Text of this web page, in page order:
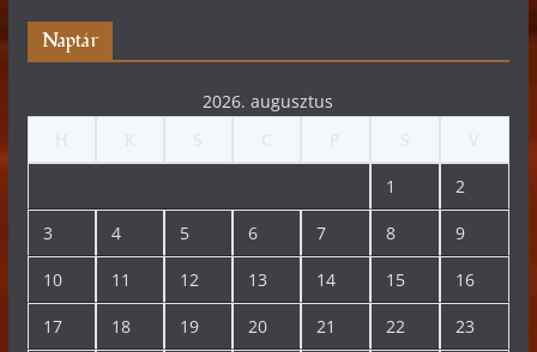
Naptár
2026. augusztus
1 2
3 4 5 6 7 8 9
10 11 12 13 14 15 16
17 18 19 20 21 22 23